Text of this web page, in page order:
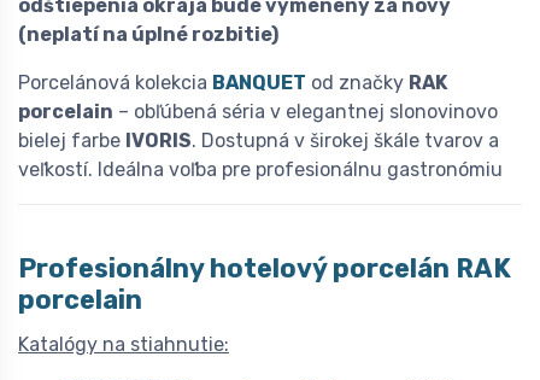
odštiepenia okraja bude vymenený za nový
(neplatí na úplné rozbitie)
Porcelánová kolekcia BANQUET od značky RAK
porcelain – obľúbená séria v elegantnej slonovinovo
bielej farbe IVORIS. Dostupná v širokej škále tvarov a
veľkostí. Ideálna voľba pre profesionálnu gastronómiu
Profesionálny hotelový porcelán RAK
porcelain
Katalógy na stiahnutie: